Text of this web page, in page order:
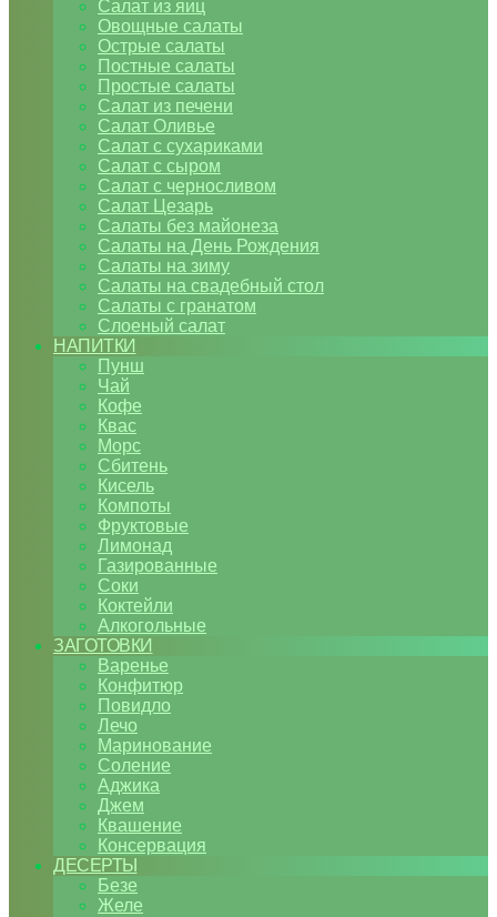
Салат из яиц
Овощные салаты
Острые салаты
Постные салаты
Простые салаты
Салат из печени
Салат Оливье
Салат с сухариками
Салат с сыром
Салат с черносливом
Салат Цезарь
Салаты без майонеза
Салаты на День Рождения
Салаты на зиму
Салаты на свадебный стол
Салаты с гранатом
Слоеный салат
НАПИТКИ
Пунш
Чай
Кофе
Квас
Морс
Сбитень
Кисель
Компоты
Фруктовые
Лимонад
Газированные
Соки
Коктейли
Алкогольные
ЗАГОТОВКИ
Варенье
Конфитюр
Повидло
Лечо
Маринование
Соление
Аджика
Джем
Квашение
Консервация
ДЕСЕРТЫ
Безе
Желе